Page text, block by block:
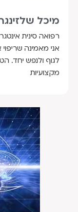
מיכל
רפואה סינית
אני מאמינה
לגוף ולנפש יחד.
מקצועיות